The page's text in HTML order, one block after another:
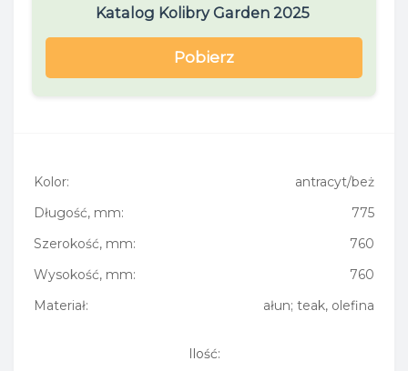
Katalog Kolibry Garden 2025
Pobierz
Kolor:
antracyt/beż
Długość, mm:
775
Szerokość, mm:
760
Wysokość, mm:
760
Materiał:
ałun; teak, olefina
Ilość: